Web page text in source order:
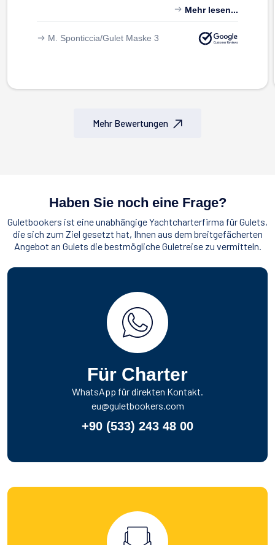
Mehr lesen...
M. Sponticcia/Gulet Maske 3
Mehr Bewertungen
Haben Sie noch eine Frage?
Guletbookers ist eine unabhängige Yachtcharterfirma für Gulets,
die sich zum Ziel gesetzt hat, Ihnen aus dem breitgefächerten
Angebot an Gulets die bestmögliche Guletreise zu vermitteln.
Für Charter
WhatsApp für direkten Kontakt.
eu@guletbookers.com
+90 (533) 243 48 00